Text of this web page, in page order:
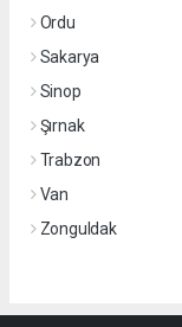
Ordu
Sakarya
Sinop
Şırnak
Trabzon
Van
Zonguldak